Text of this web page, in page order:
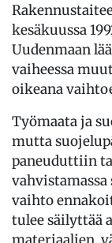
kesäkuussa
Uudenmaan
vaiheessa
oikeana
Työmaata ja
mutta
paneuduttiin
vaihto
tulee säilyttää
materiaalien,